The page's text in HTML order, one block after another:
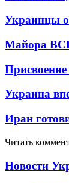
Украинцы
Майора
Украина
Иран
Читать
Новости